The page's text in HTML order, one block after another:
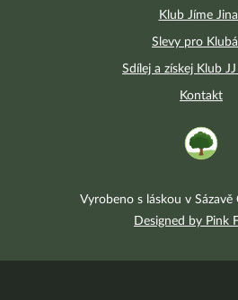
Klub Jíme
Slevy pro
Sdílej a získej Klub
Kontakt
Vyrobeno s láskou v
Designed by Pink